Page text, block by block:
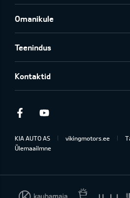
Omanikule
Teenindus
Kontaktid
Facebook
KIA AUTO AS vikingmotors.ee
Ülemaailmne